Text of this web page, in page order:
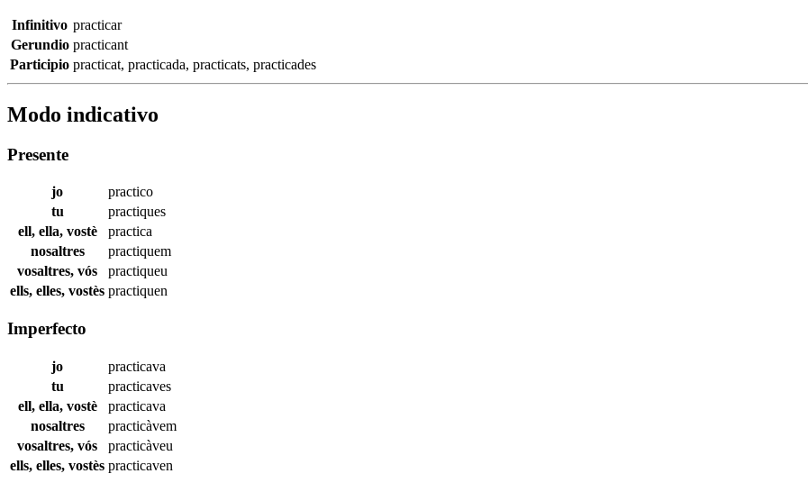
Infinitivo practicar
Gerundio practicant
Participio practicat, practicada, practicats, practicades
Modo indicativo
Presente
jo
practico
tu
practiques
ell, ella, vostè
practica
nosaltres
practiquem
vosaltres, vós
practiqueu
ells, elles, vostès practiquen
Imperfecto
jo
practicava
tu
practicaves
ell, ella, vostè
practicava
nosaltres
practicàvem
vosaltres, vós
practicàveu
ells, elles, vostès practicaven